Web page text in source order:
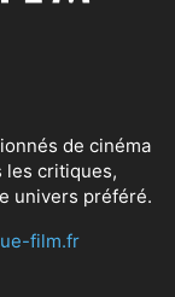
de cinéma
les critiques,
univers préféré.
film.fr